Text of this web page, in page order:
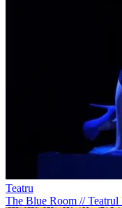
Teatru
The Blue Room //Teatrul